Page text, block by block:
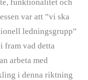
funktionalitet och
var att ”vi ska
ledningsgrupp”
fram vad detta
arbeta med
i denna riktning